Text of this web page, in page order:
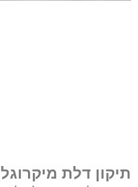
תיקון דלת מיקרוגל